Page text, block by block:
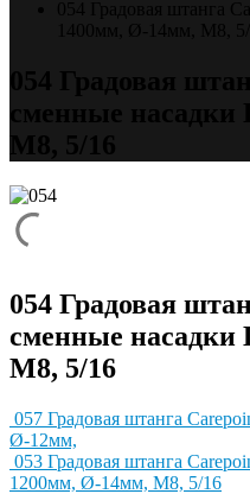
054 Градовая
сменные
М8, 5/16
057 Градовая штанга
Ø-12мм,
053 Градовая штанга
1200мм, Ø-14мм, М8, 5/16